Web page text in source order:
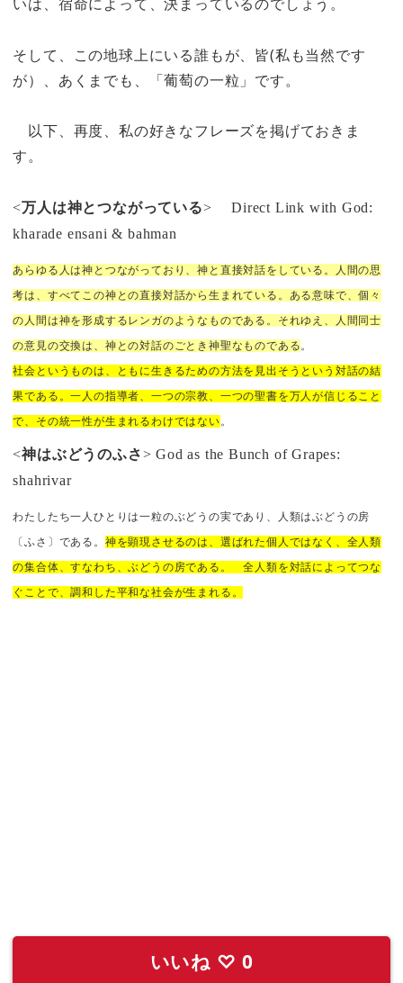
そして、この地球上にいる誰もが、皆(私も当然です
が）、あくまでも、「葡萄の一粒」です。
以下、再度、私の好きなフレーズを掲げておきま
す。
<万人は神とつながっている>
Direct Link with God:
kharade ensani & bahman
あらゆる人は神とつながっており、神と直接対話をしている。人間の思
考は、すべてこの神との直接対話から生まれている。ある意味で、個々
の人間は神を形成するレンガのようなものである。それゆえ、人間同士
の意見の交換は、神との対話のごとき神聖なものである。
社会というものは、ともに生きるための方法を見出そうという対話の結
果である。一人の指導者、一つの宗教、一つの聖書を万人が信じること
で、その統一性が生まれるわけではない。
<神はぶどうのふさ> God as the Bunch of Grapes:
shahrivar
わたしたち一人ひとりは一粒のぶどうの実であり、人類はぶどうの房
〔ふさ〕である。 神を顕現させるのは、選ばれた個人ではなく、全人類
の集合体、すなわち、ぶどうの房である。 全人類を対話によってつな
ぐことで、調和した平和な社会が生まれる。
いいね ♡ 0